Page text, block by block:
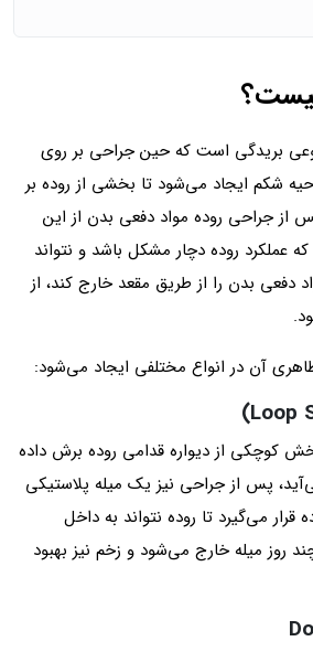
بریدگی است که حین جراحی بر روی
شکم ایجاد می‌شود تا بخشی از روده بر
از جراحی روده مواد دفعی بدن از این
عملکرد روده دچار مشکل باشد و نتواند
دفعی بدن را از طریق مقعد خارج کند، از
آن در انواع مختلفی ایجاد می‌شود:
کوچکی از دیواره قدامی روده برش داده
پس از جراحی نیز یک میله پلاستیکی
می‌گیرد تا روده نتواند به داخل
روز میله خارج می‌شود و زخم نیز بهبود